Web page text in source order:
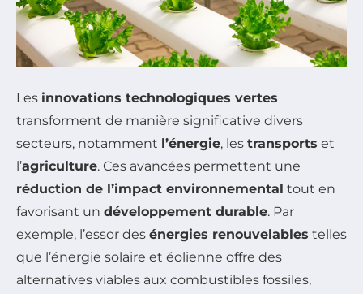
Les innovations technologiques vertes
transforment de manière significative divers
secteurs, notamment l’énergie, les transports et
l’agriculture. Ces avancées permettent une
réduction de l’impact environnemental tout en
favorisant un développement durable. Par
exemple, l’essor des énergies renouvelables telles
que l’énergie solaire et éolienne offre des
alternatives viables aux combustibles fossiles,